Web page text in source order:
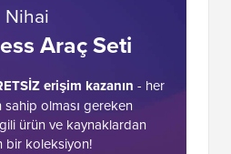
Nihai
Araç Seti
erişim kazanın - her
olması gereken
ürün ve kaynaklardan
bir koleksiyon!